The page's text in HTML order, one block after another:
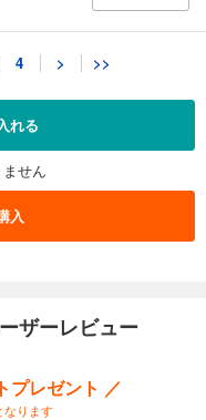
25合併号
試し読み
4 > >>
れる
せん
入
ザーレビュー
プレゼント ／
なります